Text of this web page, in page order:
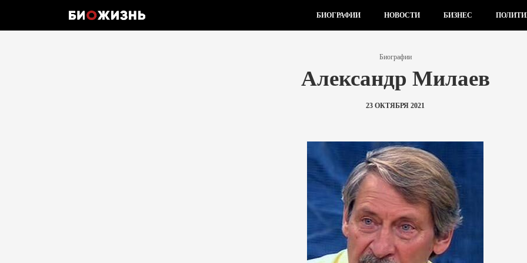
БИОГРАФИИ НОВОСТИ БИЗНЕС
Биографии
Александр Милаев
23 ОКТЯБРЯ 2021